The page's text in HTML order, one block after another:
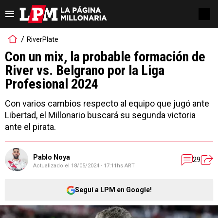
RiverPlate
Con un mix, la probable formación de
River vs. Belgrano por la Liga
Profesional 2024
Con varios cambios respecto al equipo que jugó ante
Libertad, el Millonario buscará su segunda victoria
ante el pirata.
Pablo Noya
Actualizado el 18/05/2024 - 17:11hs ART
29
Seguí a LPM en Google!